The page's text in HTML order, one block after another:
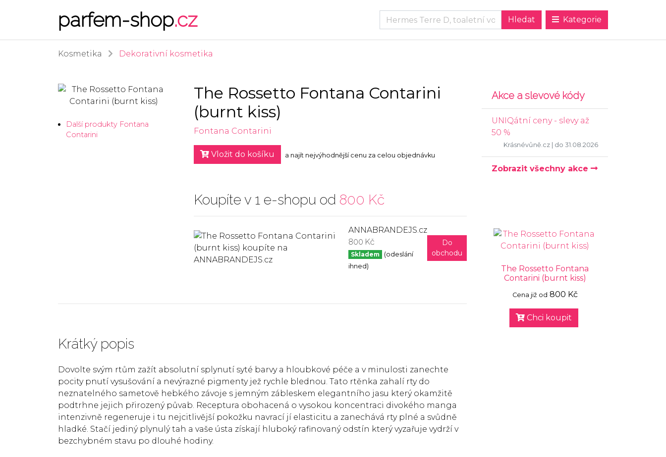
parfem-shop.cz Kategorie
Kosmetika Dekorativní kosmetika
Další produkty Fontana
Contarini
The Rossetto Fontana Contarini
(burnt kiss)
Fontana Contarini
Vložit do košíku a najít nejvýhodnější cenu za celou objednávku
Koupíte v 1 e-shopu od 800 Kč
ANNABRANDEJS.cz
800 Kč
Skladem
(odeslání
ihned)
Do
obchodu
Krátký popis
Dovolte svým rtům zažít absolutní splynutí syté barvy a hloubkové péče a v minulosti zanechte
pocity pnutí vysušování a nevýrazné pigmenty jež rychle blednou. Tato rtěnka zahalí rty do
neznatelného sametově hebkého závoje s jemným zábleskem elegantního jasu který okamžitě
podtrhne jejich přirozený půvab. Receptura obohacená o vysokou koncentraci divokého manga
intenzivně regeneruje i tu nejcitlivější pokožku navrací jí elasticitu a zanechává rty plné a svůdně
hladké. Stačí jediný plynulý tah a vaše ústa získají hluboký rafinovaný odstín který vyzařuje vydrží v
bezchybném stavu po dlouhé hodiny.
Akce a slevové kódy
UNIQátní ceny - slevy až
50 %
Krásnévůně.cz | do 31.08.2026
Zobrazit všechny akce
The Rossetto Fontana
Contarini (burnt kiss)
Cena již od 800 Kč
Chci koupit